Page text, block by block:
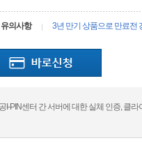
유의사항 3년 만기 상품으로 만료전
I-PIN센터 간 서버에 대한 실체 인증, 클